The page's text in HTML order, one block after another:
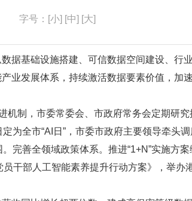
字号： [小] [中] [大]
据基础设施搭建、可信数据空间建设、行
业发展体系，持续激活数据要素价值，加
机制，市委常委会、市政府常务会定期研究
为全市“AI日”，市委市政府主要领导牵头调
完善全领域政策体系。推进“1+N”实施方案
干部人工智能素养提升行动方案》，举办